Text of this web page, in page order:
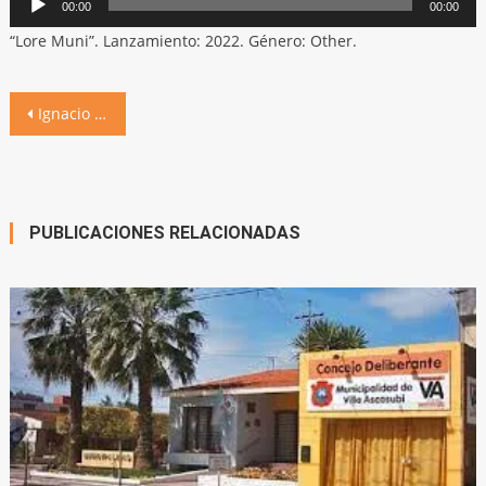
de
audio
00:00 00:00
“Lore Muni”. Lanzamiento: 2022. Género: Other.
Navegación
Ignacio Sagalá estará en Villa Ascasubi
PUBLICACIONES RELACIONADAS